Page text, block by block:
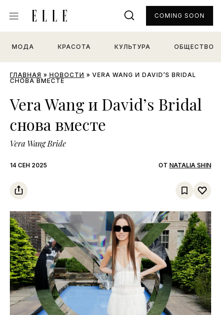
МОДА КРАСОТА КУЛЬТУРА ОБЩЕСТВО
COMING SOON
ГЛАВНАЯ » НОВОСТИ » VERA WANG И DAVID’S BRIDAL
СНОВА ВМЕСТЕ
Vera Wang и David’s Bridal
снова вместе
Vera Wang Bride
14 СЕН 2025 ОТ NATALIA SHIN